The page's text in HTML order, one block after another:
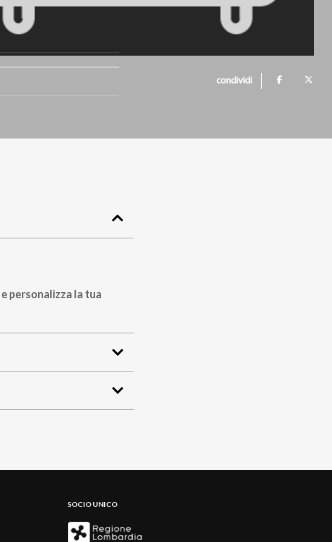
condividi
e personalizza la tua
SOCIO UNICO